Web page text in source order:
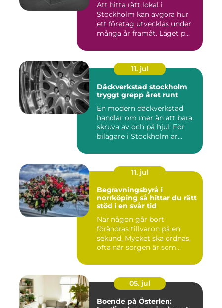
Att hitta rätt lokal i
Stockholm kan avgöra hur
ett företag utvecklas under
många år framåt. Läget p...
11. jul
Däckverkstad stockholm
tryggt grepp året runt
En modern däckverkstad
handlar om mer än att bara
skruva av och på hjul. För
bilägare i Stockholm är...
11. jul
Begravningsbyrå i
norrköping så hittar du rätt
stöd i en svår tid
När någon går bort
förändras tillvaron på en
sekund. Mycket ska ordnas,
ofta när sorgen är som
05. jul
Boende på Österlen: